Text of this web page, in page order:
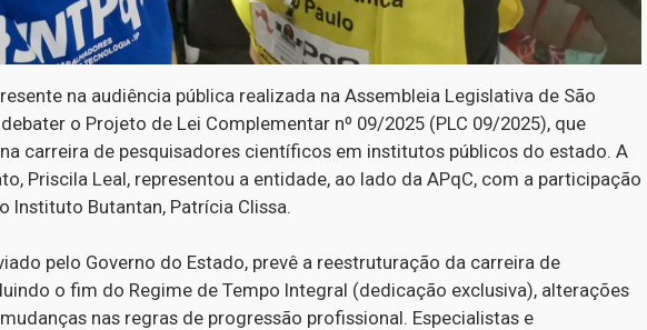
na audiência pública realizada na Assembleia Legislativa de São
o Projeto de Lei Complementar nº 09/2025 (PLC 09/2025), que
carreira de pesquisadores científicos em institutos públicos do estado. A
Priscila Leal, representou a entidade, ao lado da APqC, com a participação
Instituto Butantan, Patrícia Clissa.
pelo Governo do Estado, prevê a reestruturação da carreira de
o fim do Regime de Tempo Integral (dedicação exclusiva), alterações
nas regras de progressão profissional. Especialistas e